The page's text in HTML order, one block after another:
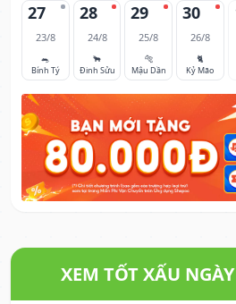
27
23/8
🐀
Bính Tý
28
24/8
🐂
Đinh Sửu
29
25/8
🐅
Mậu Dần
30
26/8
🐈
Kỷ Mão
XEM TỐT XẤU